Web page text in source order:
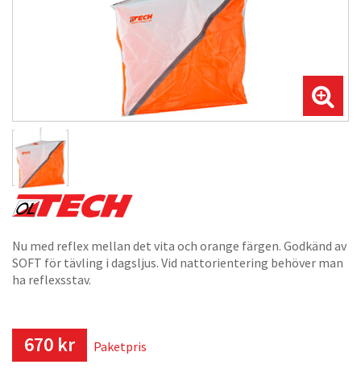
Nu med reflex mellan det vita och orange färgen. Godkänd av
SOFT för tävling i dagsljus. Vid nattorientering behöver man
ha reflexsstav.
670 kr Paketpris